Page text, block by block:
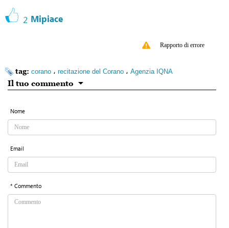
2 Mipiace
Rapporto di errore
tag: corano ، recitazione del Corano ، Agenzia IQNA
Il tuo commento
Nome
Email
* Commento